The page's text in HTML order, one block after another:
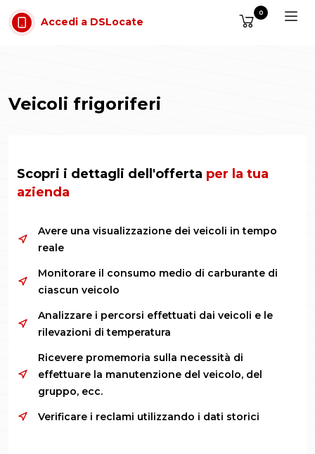
Vai al contenuto
Accedi a DSLocate
0
Veicoli frigoriferi
Scopri i dettagli dell'offerta per la tua
azienda
Avere una visualizzazione dei veicoli in tempo
reale
Monitorare il consumo medio di carburante di
ciascun veicolo
Analizzare i percorsi effettuati dai veicoli e le
rilevazioni di temperatura
Ricevere promemoria sulla necessità di
effettuare la manutenzione del veicolo, del
gruppo, ecc.
Verificare i reclami utilizzando i dati storici